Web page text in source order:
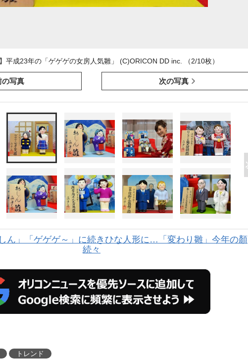
】平成23年の「ゲゲゲの女房人気雛」 (C)ORICON DD inc. （2/10枚）
の写真 次の写真
ん」「ゲゲゲ～」に続きひな人形に…「変わり雛」今年の顏
続々
トレンド